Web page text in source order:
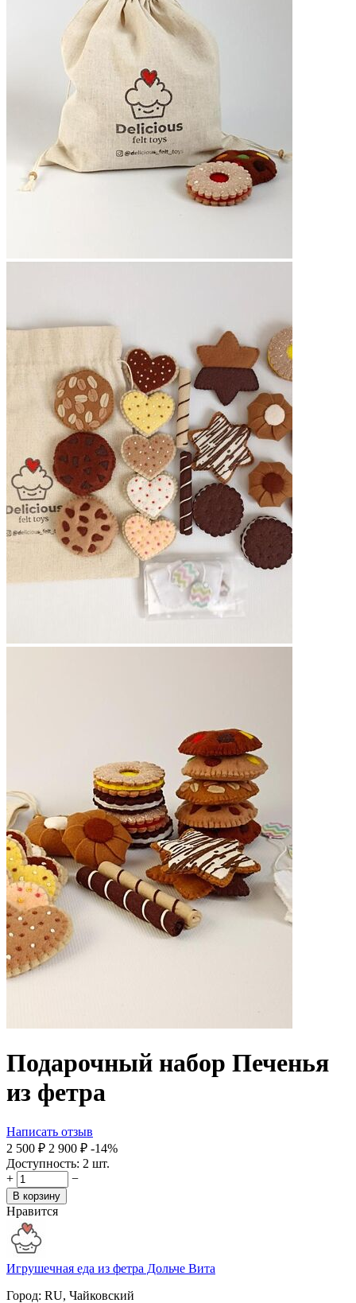
Подарочный набор Печенья
из фетра
Написать отзыв
2 500 ₽ 2 900 ₽ -14%
Доступность: 2 шт.
+
−
В корзину
Нравится
Игрушечная еда из фетра Дольче Вита
Город: RU, Чайковский